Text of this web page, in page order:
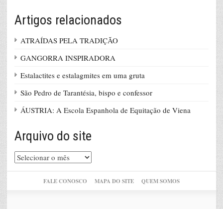
Artigos relacionados
ATRAÍDAS PELA TRADIÇÃO
GANGORRA INSPIRADORA
Estalactites e estalagmites em uma gruta
São Pedro de Tarantésia, bispo e confessor
ÁUSTRIA: A Escola Espanhola de Equitação de Viena
Arquivo do site
Arquivo
do
FALE CONOSCO MAPA DO SITE QUEM SOMOS